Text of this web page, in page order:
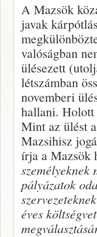
A Mazsök
javak
valóságban
ülésezett
létszámban
novemberi
hallani. Holott
Mint az ülést
Mazsihisz
írja a Mazsök
pályázatok
éves